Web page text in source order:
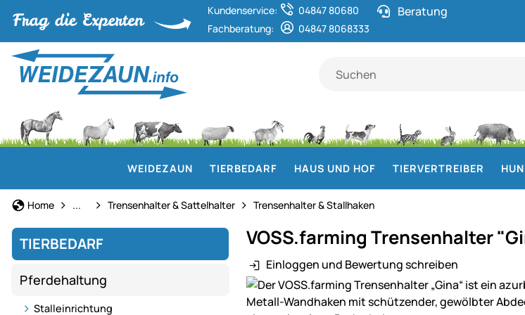
Kundenservice:
04847 80680
Fachberatung:
04847 8068333
Beratung
WEIDEZAUN TIERBEDARF HAUS UND HOF TIERVERTREIBER
Home Stalleinrichtung
... Trensenhalter & Sattelhalter Trensenhalter & Stallhaken
TIERBEDARF
Pferdehaltung
Stalleinrichtung
VOSS.farming Trensenhalter
Einloggen und Bewertung schreiben
Produktgalerie